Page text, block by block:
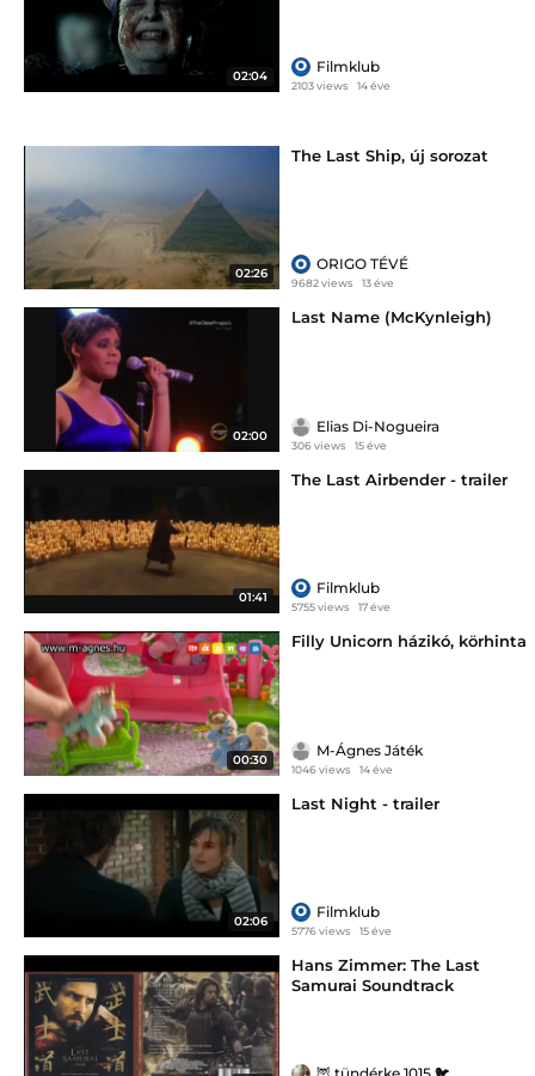
02:04
Filmklub
2103 views 14 éve
02:26
The Last Ship, új sorozat
ORIGO TÉVÉ
9682 views 13 éve
02:00
Last Name (McKynleigh)
Elias Di-Nogueira
306 views 15 éve
01:41
The Last Airbender - trailer
Filmklub
5755 views 17 éve
00:30
Filly Unicorn házikó, körhinta
M-Ágnes Játék
1046 views 14 éve
02:06
Last Night - trailer
Filmklub
5776 views 15 éve
Hans Zimmer: The Last
Samurai Soundtrack